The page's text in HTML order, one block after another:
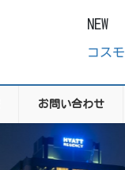
NEW
コス
お問い合わせ